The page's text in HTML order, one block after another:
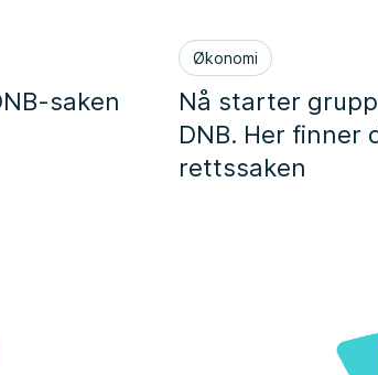
saken
Økonomi
Nå starter
DNB. Her finner
rettssaken